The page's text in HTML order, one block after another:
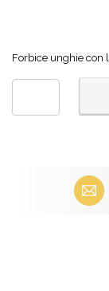
Forbice unghie con
Email